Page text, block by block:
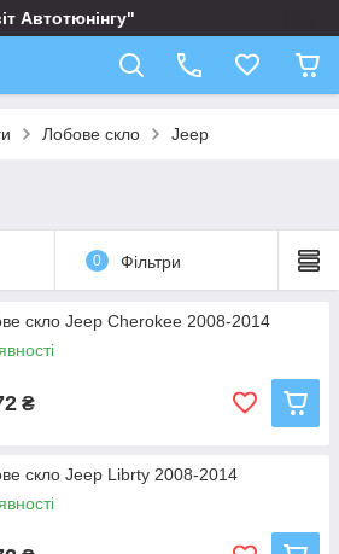
Автотюнінгу"
Лобове скло Jeep
0 Фільтри
скло Jeep Cherokee 2008-2014
₴
скло Jeep Librty 2008-2014